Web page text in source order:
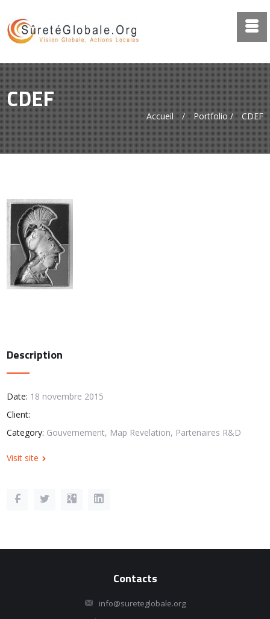
CDEF
Accueil / Portfolio/ CDEF
Description
Date: 18 novembre 2015
Client:
Category: Gouvernement, Map Revelation, Partenaires R&D
Visit site
Contacts
info@sureteglobale.org